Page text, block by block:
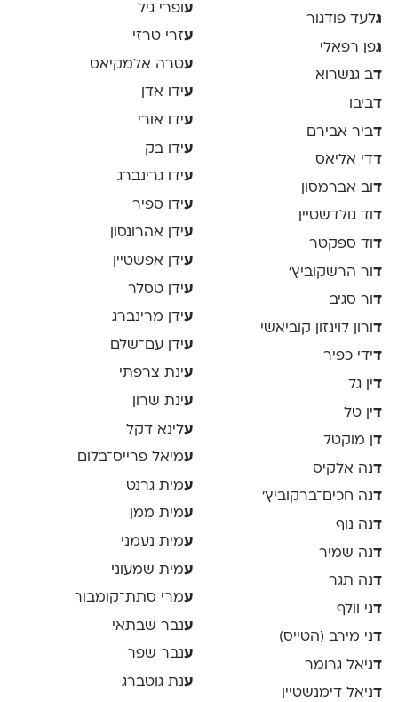
גלעד פודגור
גפן רפאלי
דב גנשרוא
דביבו
דביר אבירם
דדי אליאס
דוב אברמסון
דוד גולדשטיין
דוד ספקטר
דור הרשקוביץ׳
דור סגיב
דורון לוינזון קוביאשי
דידי כפיר
דין גל
דין טל
דן מוקטל
דנה אלקיס
דנה חכים־ברקוביץ׳
דנה נוף
דנה שמיר
דנה תגר
דני וולף
דני מירב (הטייס)
דניאל גרומר
דניאל דימנשטיין
ע ופרי גיל
עזרי טרזי
עטרה אלמקיאס
עידו אדן
עידו אורי
עידו בק
עידו גרינברג
עידו ספיר
עידן אהרונסון
עידן אפשטיין
עידן טסלר
עידן מרינברג
עידן עם־שלם
עינת צרפתי
עינת שרון
עלינא דקל
עמיאל פרייס־בלום
עמית גרנט
עמית ממן
עמית נעמני
עמית שמעוני
עמרי סתת־קומבור
ענבר שבתאי
ענבר שפר
ענת גוטברג